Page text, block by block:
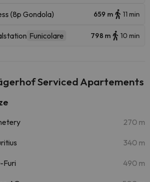
(8p Gondola) 659 m 11 min
Funicolare 798 m 10 min
Serviced Apartements
270 m
340 m
Furi 490 m